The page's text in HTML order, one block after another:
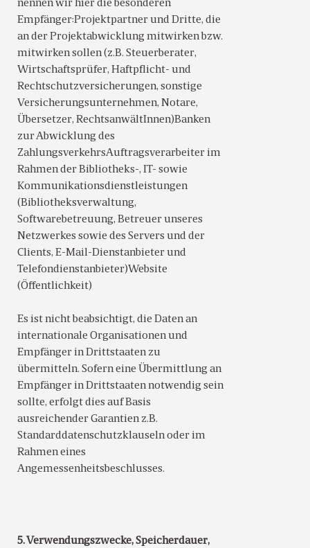
nennen wir hier die besonderen
Empfänger:Projektpartner und Dritte, die
an der Projektabwicklung mitwirken bzw.
mitwirken sollen (z.B. Steuerberater,
Wirtschaftsprüfer, Haftpflicht- und
Rechtschutzversicherungen, sonstige
Versicherungsunternehmen, Notare,
Übersetzer, RechtsanwältInnen)Banken
zur Abwicklung des
ZahlungsverkehrsAuftragsverarbeiter im
Rahmen der Bibliotheks-, IT- sowie
Kommunikationsdienstleistungen
(Bibliotheksverwaltung,
Softwarebetreuung, Betreuer unseres
Netzwerkes sowie des Servers und der
Clients, E-Mail-Dienstanbieter und
Telefondienstanbieter)Website
(Öffentlichkeit)
Es ist nicht beabsichtigt, die Daten an
internationale Organisationen und
Empfänger in Drittstaaten zu
übermitteln. Sofern eine Übermittlung an
Empfänger in Drittstaaten notwendig sein
sollte, erfolgt dies auf Basis
ausreichender Garantien z.B.
Standarddatenschutzklauseln oder im
Rahmen eines
Angemessenheitsbeschlusses.
5. Verwendungszwecke, Speicherdauer,